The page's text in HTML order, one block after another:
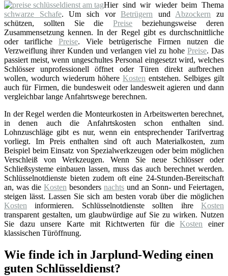
Hier sind wir wieder beim Thema
schwarze Schafe. Um sich vorBetrügern undAbzockern zu
schützen, sollten Sie diePreise beziehungsweise deren
Zusammensetzung kennen. In der Regel gibt es durchschnittliche
oder tarifliche Preise. Viele betrügerische Firmen nutzen die
Verzweiflung ihrer Kunden und verlangen viel zu hohe Preise. Das
passiert meist, wenn ungeschultes Personal eingesetzt wird, welches
Schlösser unprofessionell öffnet oder Türen direkt aufbrechen
wollen, wodurch wiederum höhere Kosten entstehen. Selbiges gilt
auch für Firmen, die bundesweit oder landesweit agieren und dann
vergleichbar lange Anfahrtswege berechnen.
In der Regel werden die Monteurkosten in Arbeitswerten berechnet,
in denen auch die Anfahrtskosten schon enthalten sind.
Lohnzuschläge gibt es nur, wenn ein entsprechender Tarifvertrag
vorliegt. Im Preis enthalten sind oft auch Materialkosten, zum
Beispiel beim Einsatz von Spezialwerkzeugen oder beim möglichen
Verschleiß von Werkzeugen. Wenn Sie neue Schlösser oder
Schließsysteme einbauen lassen, muss das auch berechnet werden.
Schlüsselnotdienste bieten zudem oft eine 24-Stunden-Bereitschaft
an, was die Kosten besonders nachts und an Sonn- und Feiertagen,
steigen lässt. Lassen Sie sich am besten vorab über die möglichen
Kosten informieren. Schlüsselnotdienste sollten ihre Kosten
transparent gestalten, um glaubwürdige auf Sie zu wirken. Nutzen
Sie dazu unsere Karte mit Richtwerten für dieKosten einer
klassischen Türöffnung.
Wie finde ich in Jarplund-Weding einen
guten Schlüsseldienst?